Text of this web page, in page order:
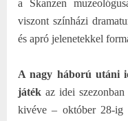
a Skanzen
viszont színházi
és apró jelenetekkel
A nagy háború utáni
játék az idei
kivéve – október 28-ig